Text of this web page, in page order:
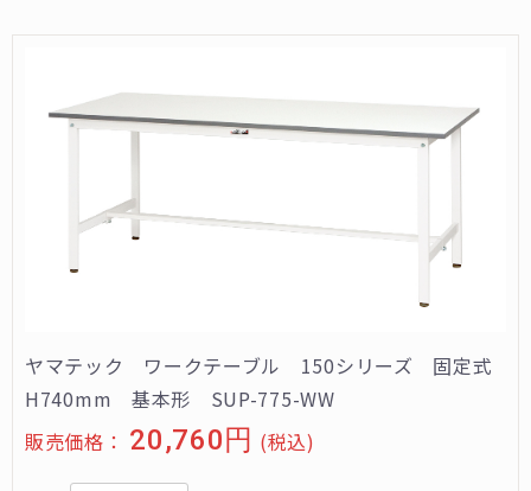
ヤマテック ワークテーブル 150シリーズ 固定式
H740mm 基本形 SUP-775-WW
販売価格： 20,760円 (税込)